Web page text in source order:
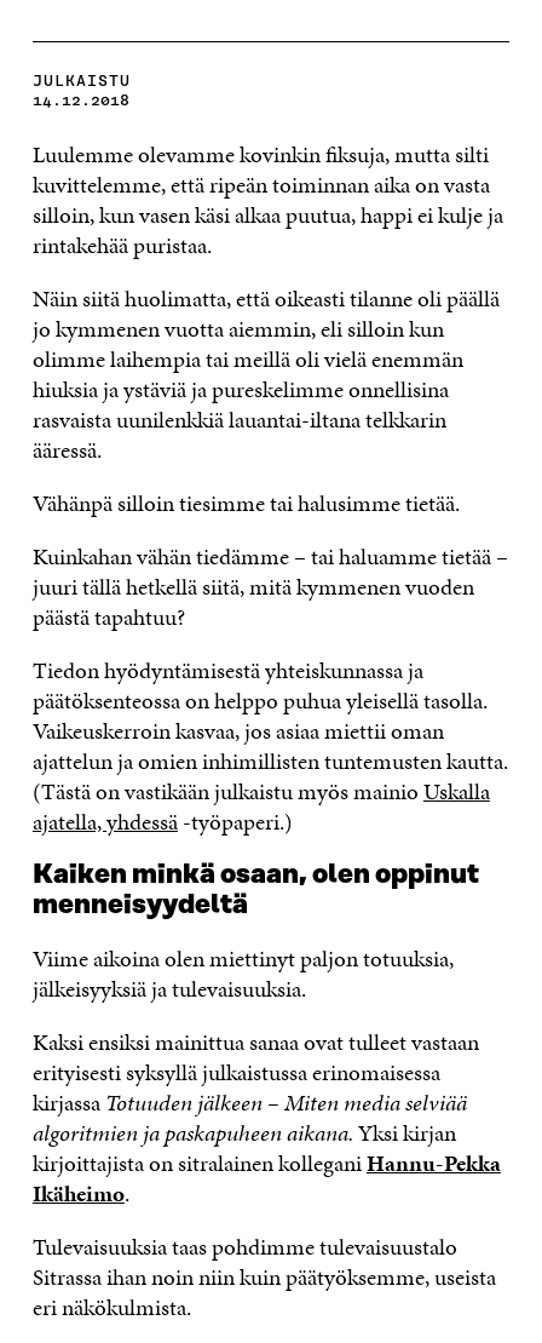
JULKAISTU
14.12.2018
Luulemme olevamme kovinkin fiksuja, mutta silti
kuvittelemme, että ripeän toiminnan aika on vasta
silloin, kun vasen käsi alkaa puutua, happi ei kulje ja
rintakehää puristaa.
Näin siitä huolimatta, että oikeasti tilanne oli päällä
jo kymmenen vuotta aiemmin, eli silloin kun
olimme laihempia tai meillä oli vielä enemmän
hiuksia ja ystäviä ja pureskelimme onnellisina
rasvaista uunilenkkiä lauantai-iltana telkkarin
ääressä.
Vähänpä silloin tiesimme tai halusimme tietää.
Kuinkahan vähän tiedämme – tai haluamme tietää –
juuri tällä hetkellä siitä, mitä kymmenen vuoden
päästä tapahtuu?
Tiedon hyödyntämisestä yhteiskunnassa ja
päätöksenteossa on helppo puhua yleisellä tasolla.
Vaikeuskerroin kasvaa, jos asiaa miettii oman
ajattelun ja omien inhimillisten tuntemusten kautta.
(Tästä on vastikään julkaistu myös mainioUskalla
ajatella, yhdessä-työpaperi.)
Kaiken minkä osaan, olen oppinut
menneisyydeltä
Viime aikoina olen miettinyt paljon totuuksia,
jälkeisyyksiä ja tulevaisuuksia.
Kaksi ensiksi mainittua sanaa ovat tulleet vastaan
erityisesti syksyllä julkaistussa erinomaisessa
kirjassaTotuuden jälkeen – Miten media selviää
algoritmien ja paskapuheen aikana.Yksi kirjan
kirjoittajista on sitralainen kolleganiHannu-Pekka
Ikäheimo.
Tulevaisuuksia taas pohdimme tulevaisuustalo
Sitrassa ihan noin niin kuin päätyöksemme, useista
eri näkökulmista.